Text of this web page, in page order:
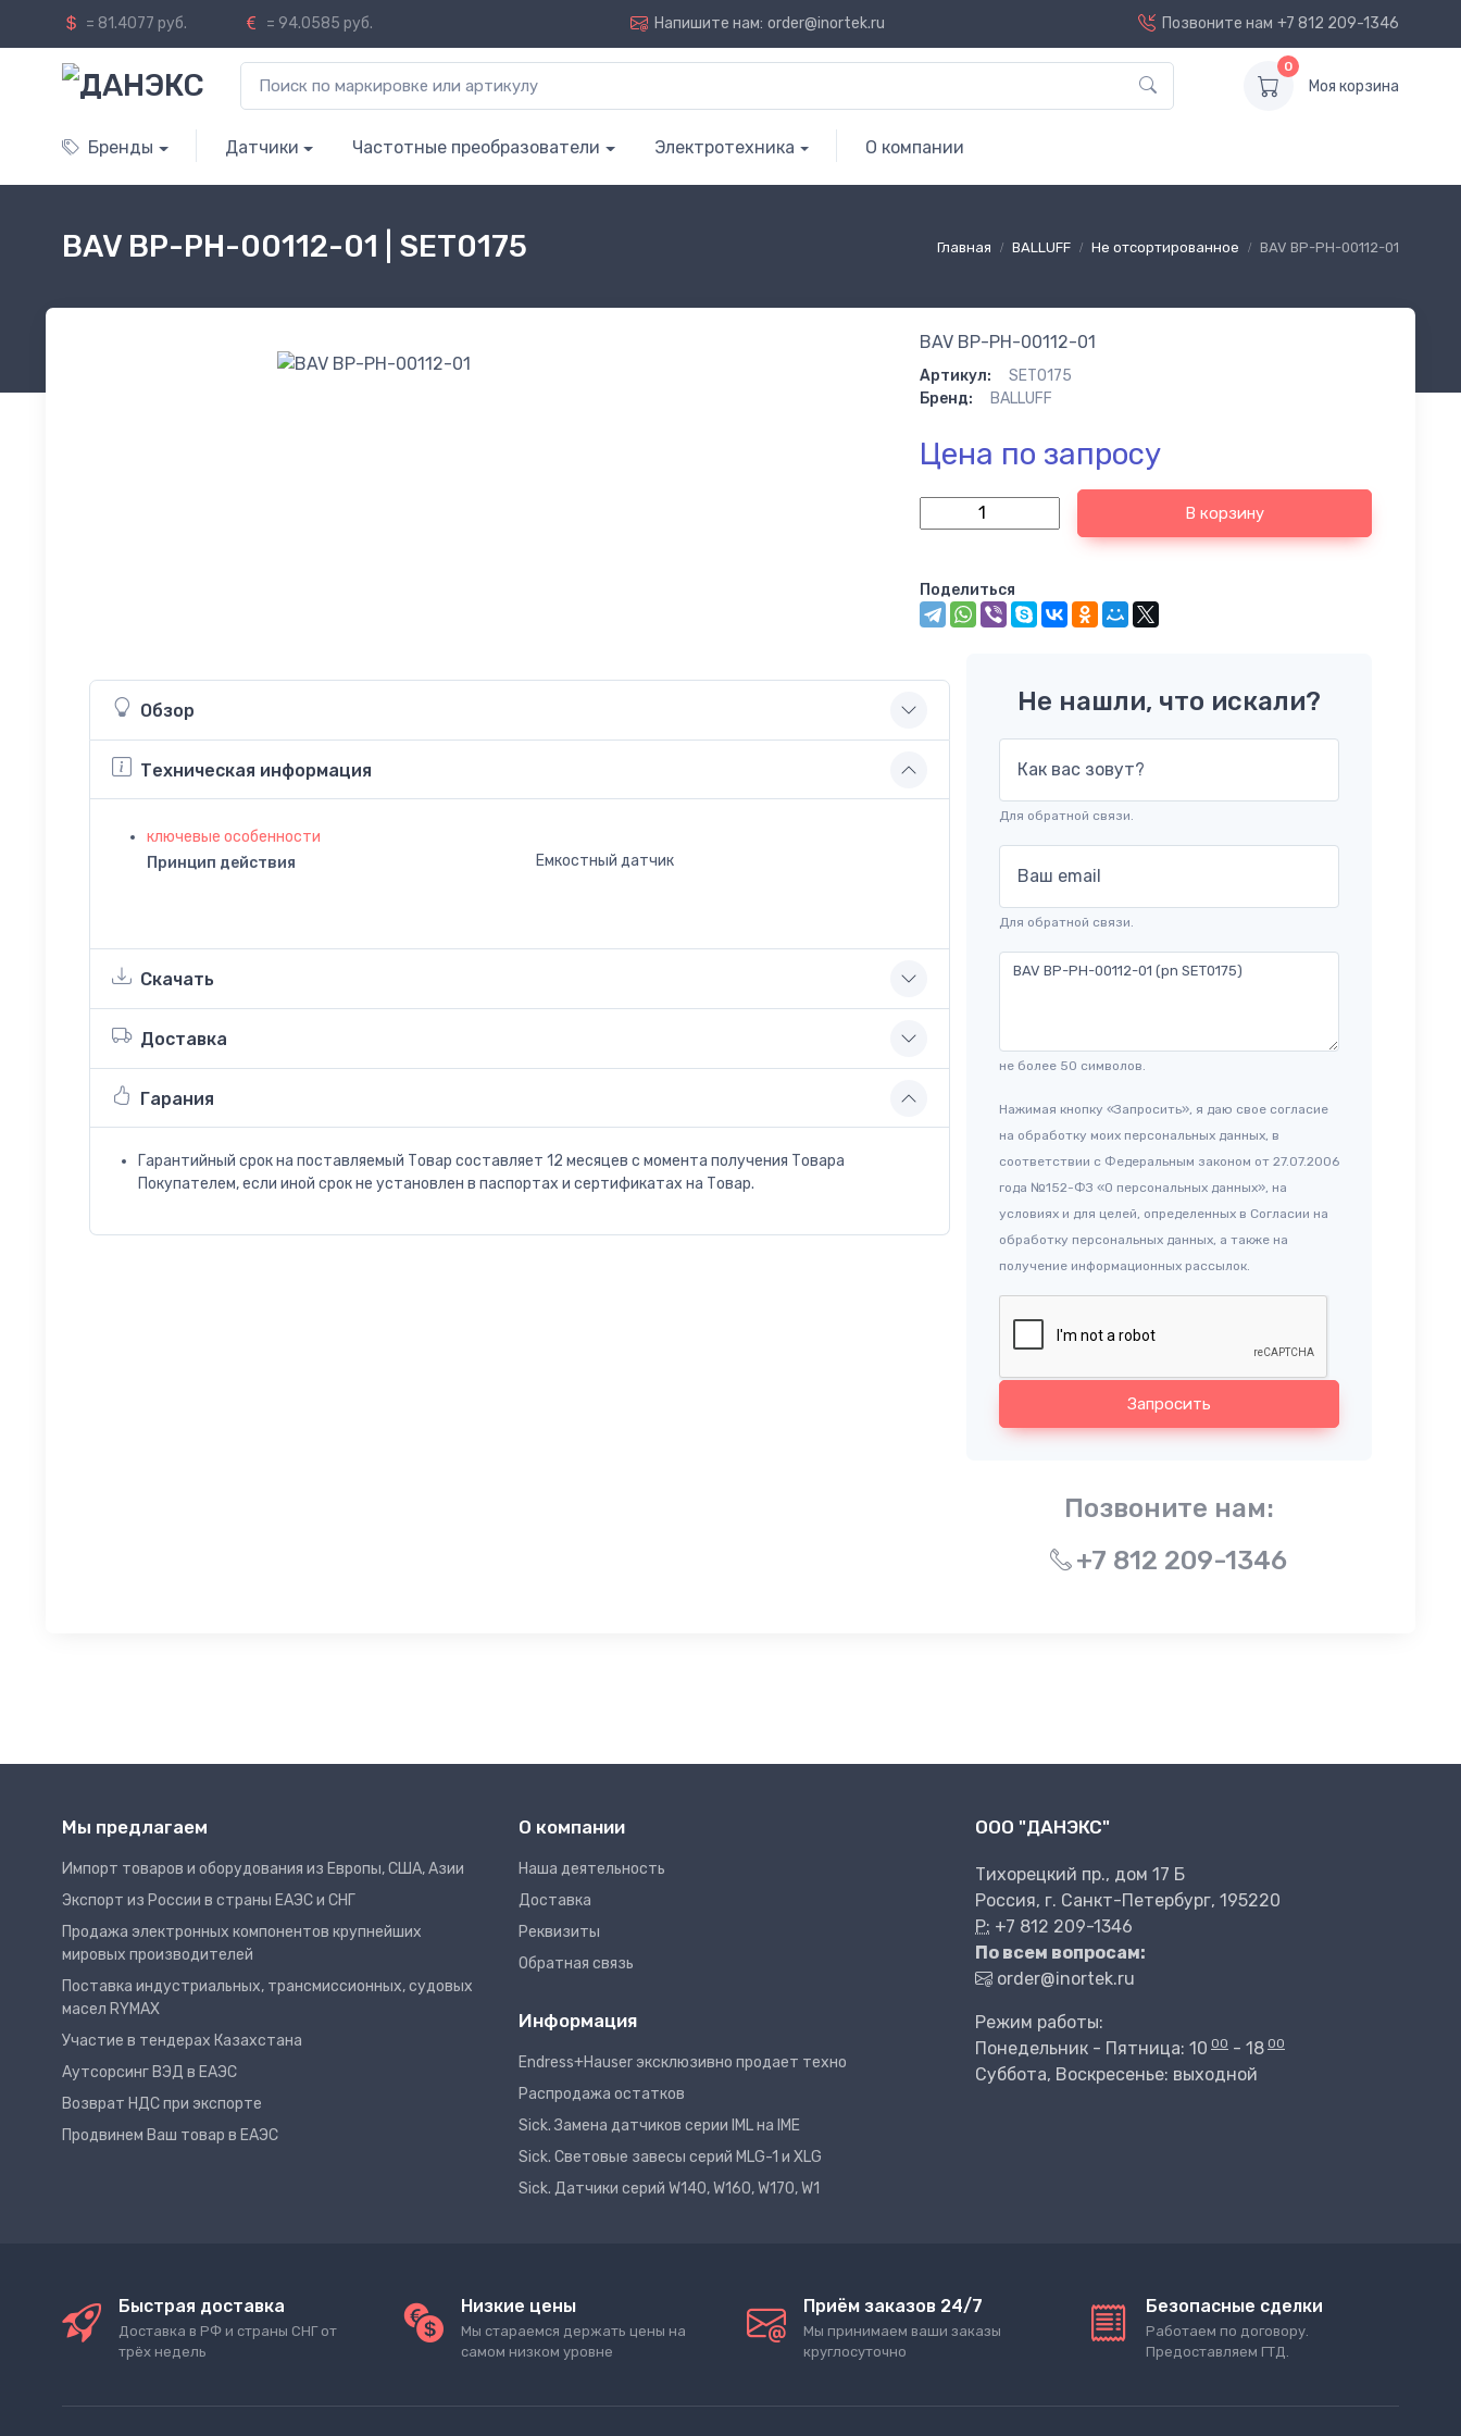
= 81.4077 руб. = 94.0585 руб. Напишите нам: order@inortek.ru Позвоните нам +7 812 209-1346
0
Моя корзина
Бренды Датчики Частотные преобразователи Электротехника О компании
Главная BALLUFF Не отсортированное BAV BP-PH-00112-01
BAV BP-PH-00112-01 | SET0175
BAV BP-PH-00112-01
Артикул:
SET0175
Бренд:
BALLUFF
Цена по запросу
В корзину
Поделиться
Обзор
Техническая информация
ключевые особенности
Принцип действия
Емкостный датчик
Скачать
Доставка
Гарания
Гарантийный срок на поставляемый Товар составляет 12 месяцев с момента получения Товара
Покупателем, если иной срок не установлен в паспортах и сертификатах на Товар.
Не нашли, что искали?
Как вас зовут?
Для обратной связи.
Ваш email
Для обратной связи.
не более 50 символов.
Нажимая кнопку «Запросить», я даю свое согласие
на обработку моих персональных данных, в
соответствии с Федеральным законом от 27.07.2006
года №152-ФЗ «О персональных данных», на
условиях и для целей, определенных в Согласии на
обработку персональных данных, а также на
получение информационных рассылок.
Запросить
Позвоните нам:
+7 812 209-1346
Мы предлагаем
Импорт товаров и оборудования из Европы, США, Азии
Экспорт из России в страны ЕАЭС и СНГ
Продажа электронных компонентов крупнейших
мировых производителей
Поставка индустриальных, трансмиссионных, судовых
масел RYMAX
Участие в тендерах Казахстана
Аутсорсинг ВЭД в ЕАЭС
Возврат НДС при экспорте
Продвинем Ваш товар в ЕАЭС
О компании
Наша деятельность
Доставка
Реквизиты
Обратная связь
Информация
Endress+Hauser эксклюзивно продает техно
Распродажа остатков
Sick. Замена датчиков серии IML на IME
Sick. Световые завесы серий MLG-1 и XLG
Sick. Датчики серий W140, W160, W170, W1
ООО "ДАНЭКС"
Тихорецкий пр., дом 17 Б
Россия, г. Санкт-Петербург, 195220
P: +7 812 209-1346
По всем вопросам:
order@inortek.ru
Режим работы:
Понедельник - Пятница: 10 00 - 18 00
Суббота, Воскресенье: выходной
Быстрая доставка
Доставка в РФ и страны СНГ от
трёх недель
Низкие цены
Мы стараемся держать цены на
самом низком уровне
Приём заказов 24/7
Мы принимаем ваши заказы
круглосуточно
Безопасные сделки
Работаем по договору.
Предоставляем ГТД.